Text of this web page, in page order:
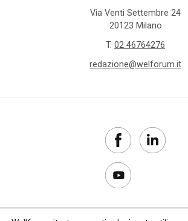
Via Venti Settembre 24
20123 Milano
T. 02 46764276
redazione@welforum.it